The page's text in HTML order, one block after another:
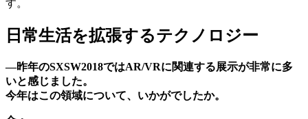
す。
日常生活を拡張するテクノロジー
―昨年のSXSW2018ではAR/VRに関連する展示が非常に多
いと感じました。
今年はこの領域について、いかがでしたか。